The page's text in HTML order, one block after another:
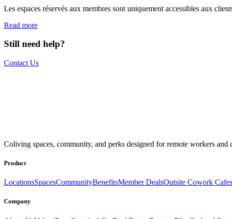
Les espaces réservés aux membres sont uniquement accessibles aux
Read more
Still need help?
Contact Us
Book a Stay
Coliving spaces, community, and perks designed for remote workers and
Product
LocationsSpacesCommunityBenefitsMember DealsOutsite Cowork Cafes
Company